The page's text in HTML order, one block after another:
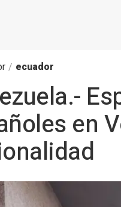
/ ecuador
en